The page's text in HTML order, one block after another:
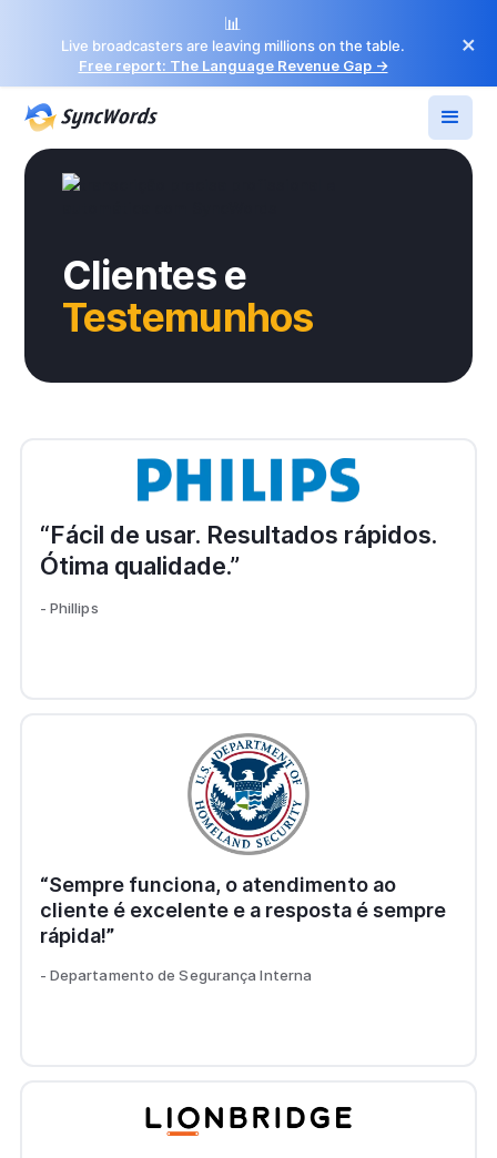
📊
Live broadcasters are leaving millions on the table.
Free report: The Language Revenue Gap →
×
Clientes e
Testemunhos
“Fácil de usar. Resultados rápidos.
Ótima qualidade.”
- Phillips
“Sempre funciona, o atendimento ao
cliente é excelente e a resposta é sempre
rápida!”
- Departamento de Segurança Interna